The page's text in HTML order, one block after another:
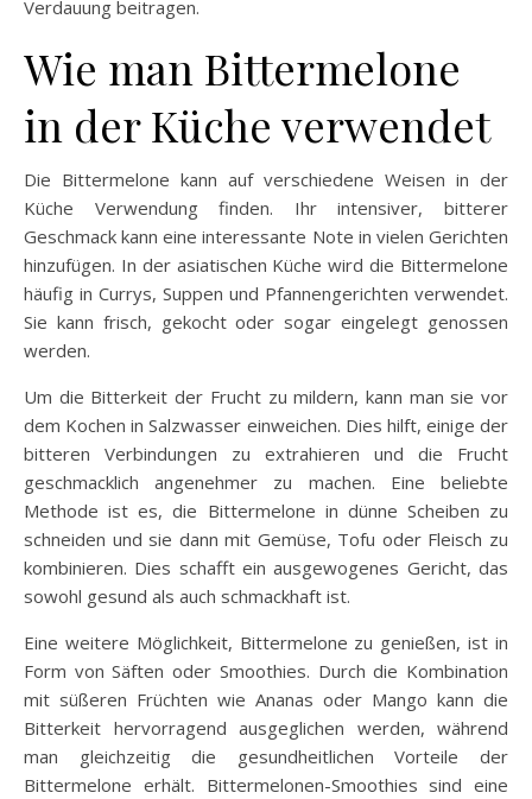
Verdauung beitragen.
Wie man Bittermelone
in der Küche verwendet
Die Bittermelone kann auf verschiedene Weisen in der
Küche Verwendung finden. Ihr intensiver, bitterer
Geschmack kann eine interessante Note in vielen Gerichten
hinzufügen. In der asiatischen Küche wird die Bittermelone
häufig in Currys, Suppen und Pfannengerichten verwendet.
Sie kann frisch, gekocht oder sogar eingelegt genossen
werden.
Um die Bitterkeit der Frucht zu mildern, kann man sie vor
dem Kochen in Salzwasser einweichen. Dies hilft, einige der
bitteren Verbindungen zu extrahieren und die Frucht
geschmacklich angenehmer zu machen. Eine beliebte
Methode ist es, die Bittermelone in dünne Scheiben zu
schneiden und sie dann mit Gemüse, Tofu oder Fleisch zu
kombinieren. Dies schafft ein ausgewogenes Gericht, das
sowohl gesund als auch schmackhaft ist.
Eine weitere Möglichkeit, Bittermelone zu genießen, ist in
Form von Säften oder Smoothies. Durch die Kombination
mit süßeren Früchten wie Ananas oder Mango kann die
Bitterkeit hervorragend ausgeglichen werden, während
man gleichzeitig die gesundheitlichen Vorteile der
Bittermelone erhält. Bittermelonen-Smoothies sind eine